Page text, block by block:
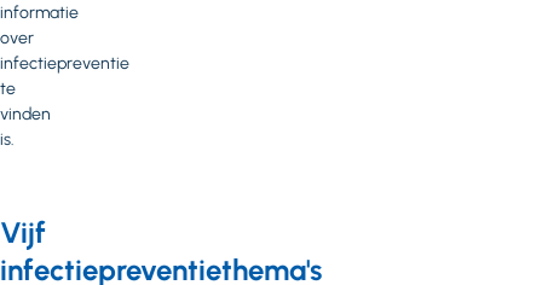
informatie
over
infectiepreventie
te
vinden
is.
Vijf
infectiepreventiethema's